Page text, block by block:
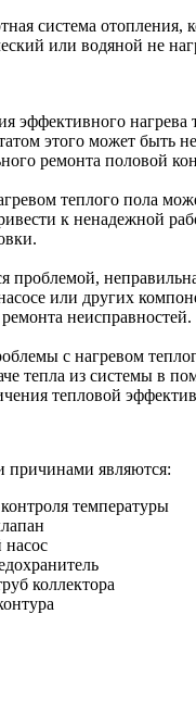
система отопления,
или водяной не
эффективного
этого может быть
ремонта половой
теплого пола
к ненадежной
проблемой,
или других
неисправностей.
с нагревом
тепла из системы в
тепловой
причинами являются:
температуры
насос
коллектора